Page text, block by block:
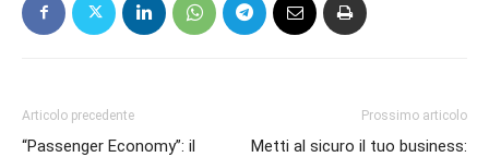
Articolo precedente
“Passenger Economy”: il
Prossimo articolo
Metti al sicuro il tuo business: